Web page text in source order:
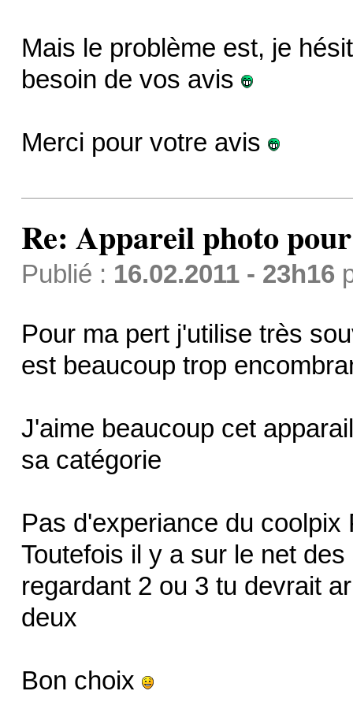
Mais le problème est, je
besoin de vos avis
Merci pour votre avis
Re: Appareil photo
Publié : 16.02.2011 - 23h16
Pour ma pert j'utilise très
est beaucoup trop
J'aime beaucoup cet
sa catégorie
Pas d'experiance du coolpix
Toutefois il y a sur le net
regardant 2 ou 3 tu devrait
deux
Bon choix